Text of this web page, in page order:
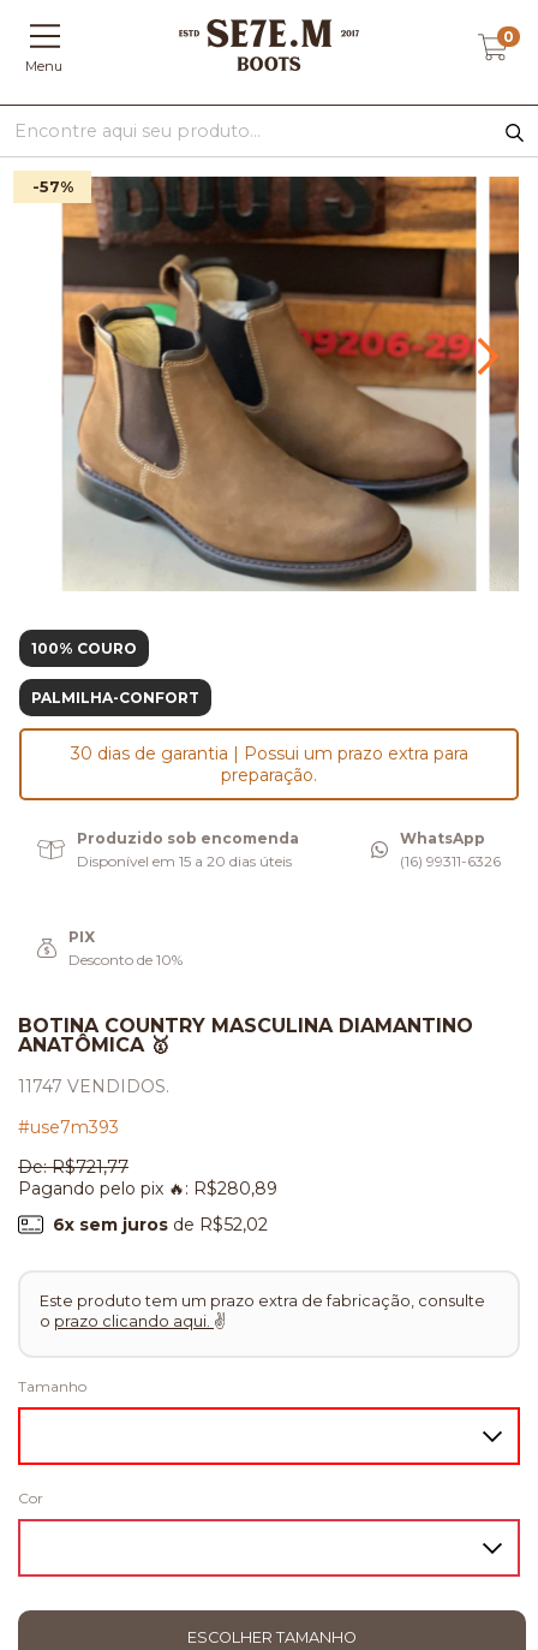
Menu
0
-57%
100% COURO
PALMILHA-CONFORT
30 dias de garantia | Possui um prazo extra para
preparação.
Produzido sob encomenda
Disponível em 15 a 20 dias úteis
WhatsApp
(16) 99311-6326
PIX
Desconto de 10%
BOTINA COUNTRY MASCULINA DIAMANTINO
ANATÔMICA 🥇
11747 VENDIDOS.
#use7m393
De:R$721,77
Pagando pelo pix 🔥: R$280,89
6x sem jurosde R$52,02
Este produto tem um prazo extra de fabricação, consulte
o prazo clicando aqui. ✌
Tamanho
Cor